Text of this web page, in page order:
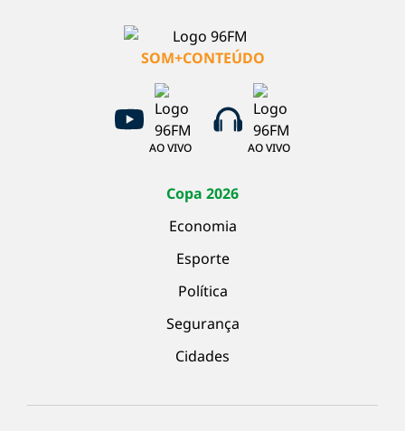
SOM+CONTEÚDO
AO VIVO AO VIVO
Copa 2026
Economia
Esporte
Política
Segurança
Cidades